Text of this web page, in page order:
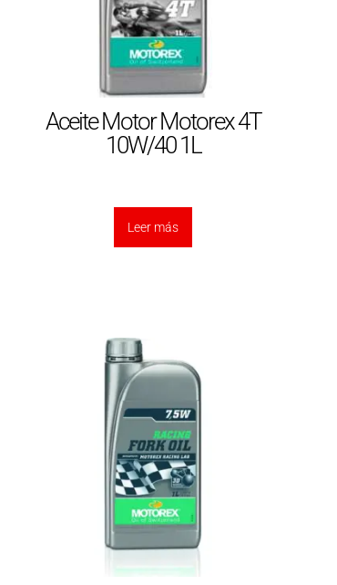
Aceite Motor Motorex 4T
10W/40 1L
Leer más